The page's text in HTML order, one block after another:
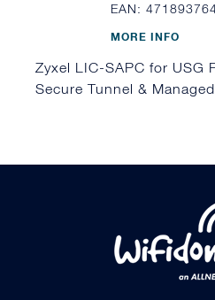
EAN:
MORE INFO
Zyxel LIC-SAPC for USG
Secure Tunnel &